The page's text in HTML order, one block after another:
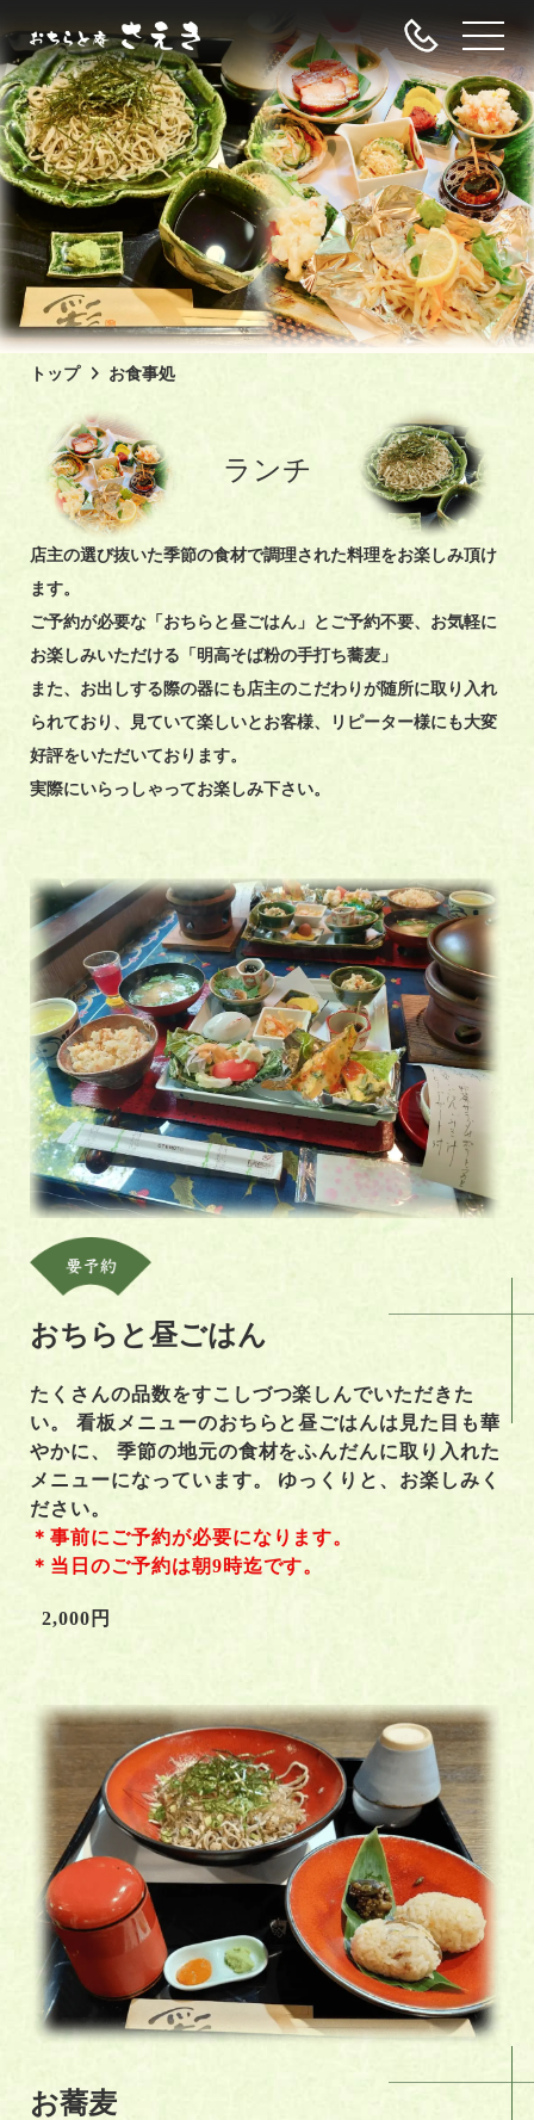
トップ お食事処
ランチ
店主の選び抜いた季節の食材で調理された料理をお楽しみ頂け
ます。
ご予約が必要な「おちらと昼ごはん」とご予約不要、お気軽に
お楽しみいただける「明高そば粉の手打ち蕎麦」
また、お出しする際の器にも店主のこだわりが随所に取り入れ
られており、
見ていて楽しいとお客様、リピーター様にも大変
好評をいただいております。
実際にいらっしゃってお楽しみ下さい。
おちらと昼ごはん
たくさんの品数をすこしづつ楽しんでいただきた
い。 看板メニューのおちらと昼ごはんは見た目も華
やかに、 季節の地元の食材をふんだんに取り入れた
メニューになっています。 ゆっくりと、お楽しみく
ださい。
＊事前にご予約が必要になります。
＊当日のご予約は朝9時迄です。
2,000円
お蕎麦